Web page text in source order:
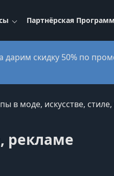
Партнёрская
дарим скидку 50% по
в моде, искусстве,
рекламе